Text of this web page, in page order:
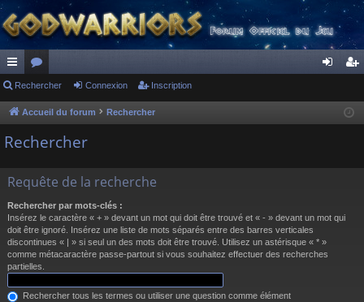
ac
co
ur
s
or
u
m
cri
Rechercher Connexion Inscription
Accueil du forum Rechercher
Rechercher
Requête de la recherche
Rechercher par mots-clés :
Insérez le caractère « + » devant un mot qui doit être trouvé et « - » devant un mot qui
doit être ignoré. Insérez une liste de mots séparés entre des barres verticales
discontinues « | » si seul un des mots doit être trouvé. Utilisez un astérisque « * »
comme métacaractère passe-partout si vous souhaitez effectuer des recherches
partielles.
Rechercher tous les termes ou utiliser une question comme élément